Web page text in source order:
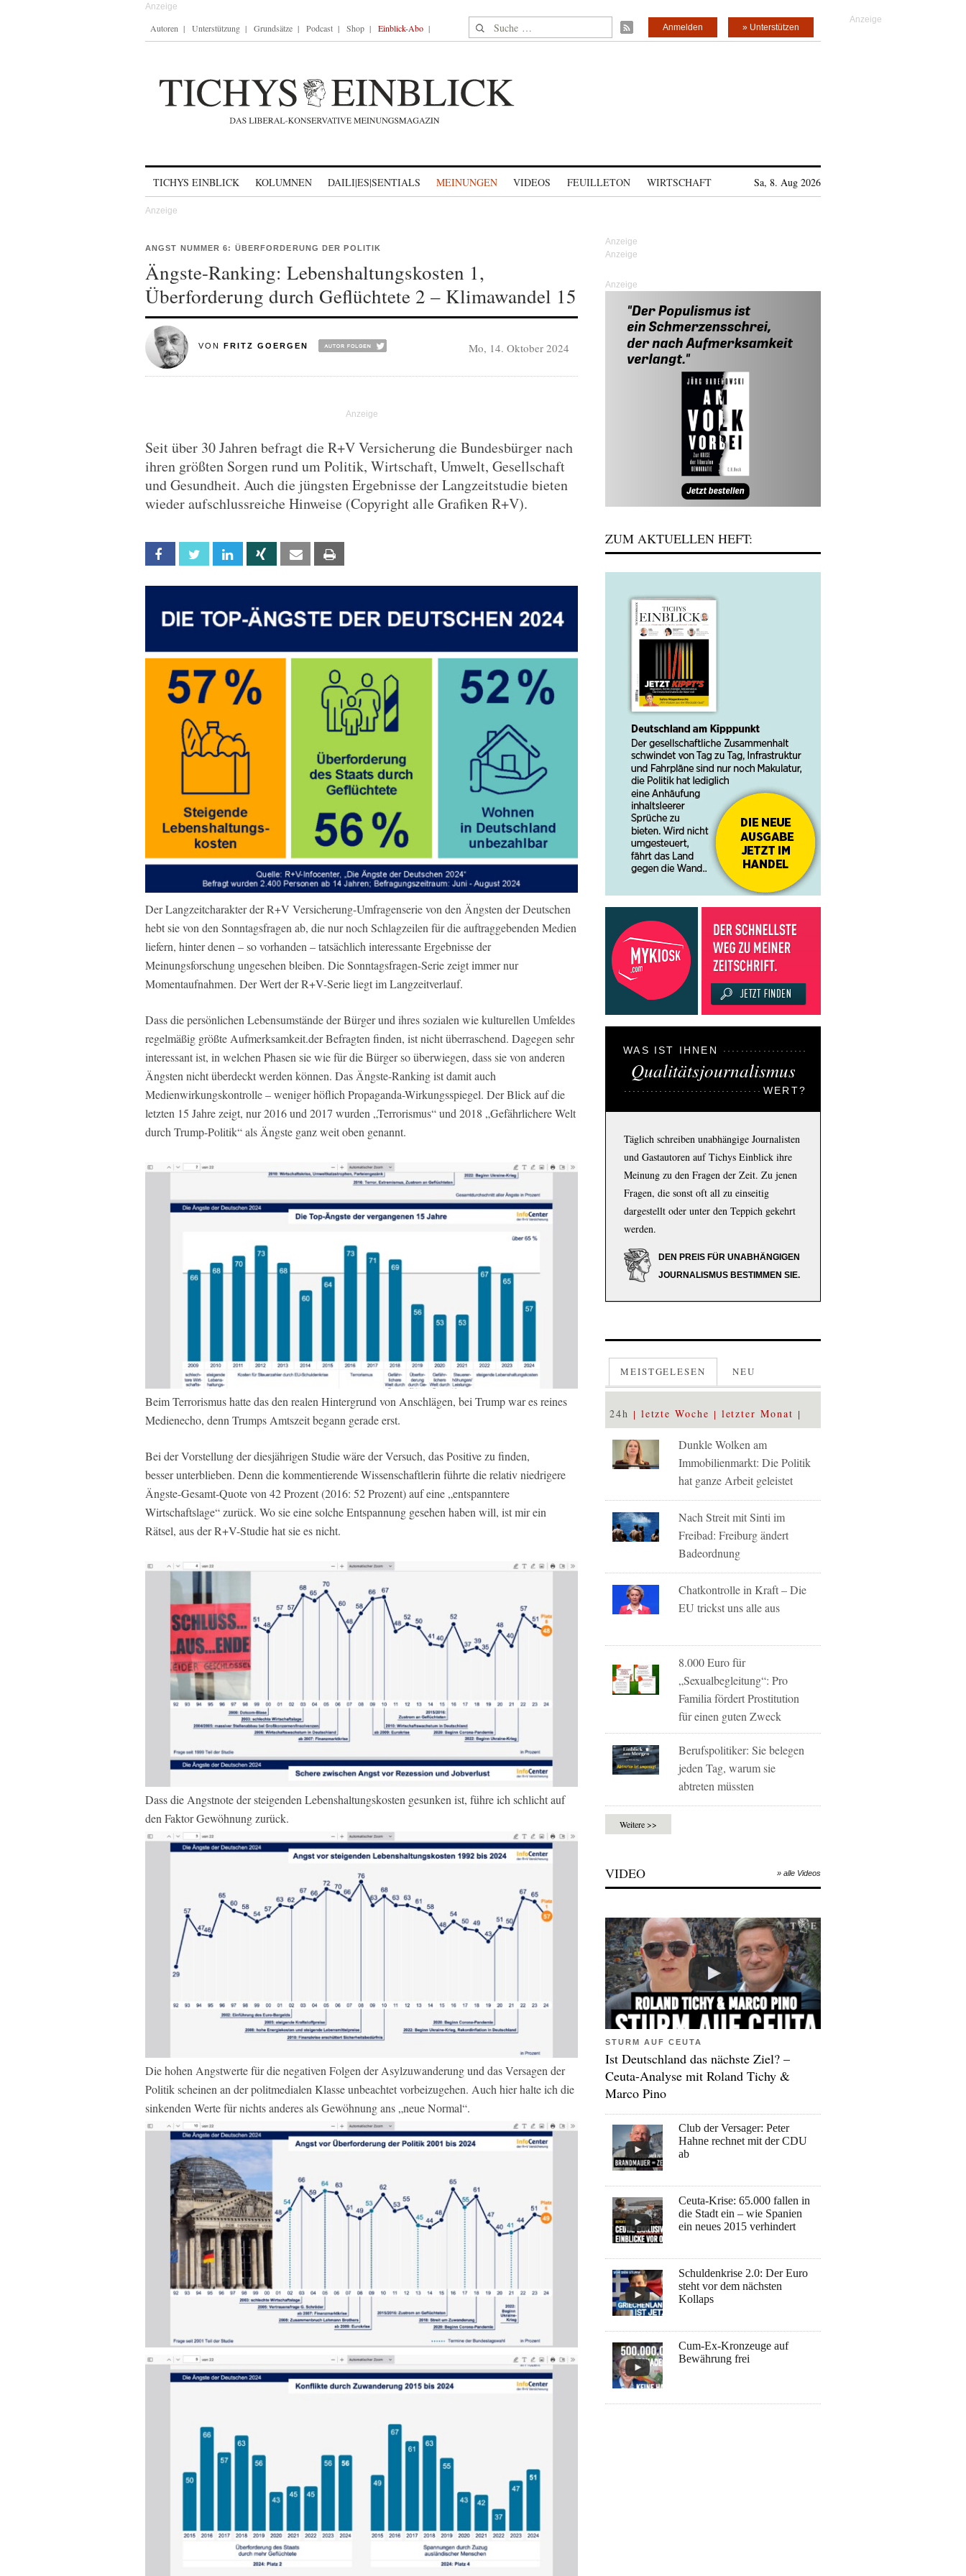
Autoren Unterstützung Grundsätze Podcast Shop Einblick-Abo Suche nach: » Unterstützen
Anmelden
TICHYS EINBLICK KOLUMNEN DAILI|ES|SENTIALS MEINUNGEN VIDEOS FEUILLETON WIRTSCHAFT Sa, 8. Aug 2026
ANGST NUMMER 6: ÜBERFORDERUNG DER POLITIK
Ängste-Ranking: Lebenshaltungskosten 1,
Überforderung durch Geflüchtete 2 – Klimawandel 15
VON FRITZ GOERGEN Mo, 14. Oktober 2024
Seit über 30 Jahren befragt die R+V Versicherung die Bundesbürger nach
ihren größten Sorgen rund um Politik, Wirtschaft, Umwelt, Gesellschaft
und Gesundheit. Auch die jüngsten Ergebnisse der Langzeitstudie bieten
wieder aufschlussreiche Hinweise (Copyright alle Grafiken R+V).
Facebook Twitter Linkedin Xing Email
Der Langzeitcharakter der R+V Versicherung-Umfragenserie von den Ängsten der Deutschen
hebt sie von den Sonntagsfragen ab, die nur noch Schlagzeilen für die auftraggebenden Medien
liefern, hinter denen – so vorhanden – tatsächlich interessante Ergebnisse der
Meinungsforschung ungesehen bleiben. Die Sonntagsfragen-Serie zeigt immer nur
Momentaufnahmen. Der Wert der R+V-Serie liegt im Langzeitverlauf.
Dass die persönlichen Lebensumstände der Bürger und ihres sozialen wie kulturellen Umfeldes
regelmäßig größte Aufmerksamkeit.der Befragten finden, ist nicht überraschend. Dagegen sehr
interessant ist, in welchen Phasen sie wie für die Bürger so überwiegen, dass sie von anderen
Ängsten nicht überdeckt werden können. Das Ängste-Ranking ist damit auch
Medienwirkungskontrolle – weniger höflich Propaganda-Wirkungsspiegel. Der Blick auf die
letzten 15 Jahre zeigt, nur 2016 und 2017 wurden „Terrorismus“ und 2018 „Gefährlichere Welt
durch Trump-Politik“ als Ängste ganz weit oben genannt.
Beim Terrorismus hatte das den realen Hintergrund von Anschlägen, bei Trump war es reines
Medienecho, denn Trumps Amtszeit begann gerade erst.
Bei der Vorstellung der diesjährigen Studie wäre der Versuch, das Positive zu finden,
besser unterblieben. Denn die kommentierende Wissenschaftlerin führte die relativ niedrigere
Ängste-Gesamt-Quote von 42 Prozent (2016: 52 Prozent) auf eine „entspanntere
Wirtschaftslage“ zurück. Wo sie eine solche Entspannung gesehen haben will, ist mir ein
Rätsel, aus der R+V-Studie hat sie es nicht.
Dass die Angstnote der steigenden Lebenshaltungskosten gesunken ist, führe ich schlicht auf
den Faktor Gewöhnung zurück.
Die hohen Angstwerte für die negativen Folgen der Asylzuwanderung und das Versagen der
Politik scheinen an der politmedialen Klasse unbeachtet vorbeizugehen. Auch hier halte ich die
sinkenden Werte für nichts anderes als Gewöhnung ans „neue Normal“.
Anzeige
ZUM AKTUELLEN HEFT:
WAS IST IHNEN
Qualitätsjournalismus
WERT?
Täglich schreiben unabhängige Journalisten
und Gastautoren auf Tichys Einblick ihre
Meinung zu den Fragen der Zeit. Zu jenen
Fragen, die sonst oft all zu einseitig
dargestellt oder unter den Teppich gekehrt
werden.
DEN PREIS FÜR UNABHÄNGIGEN
JOURNALISMUS BESTIMMEN SIE.
MEISTGELESEN NEU
24h letzte Woche letzter Monat
Dunkle Wolken am
Immobilienmarkt: Die Politik
hat ganze Arbeit geleistet
Nach Streit mit Sinti im
Freibad: Freiburg ändert
Badeordnung
Chatkontrolle in Kraft – Die
EU trickst uns alle aus
8.000 Euro für
„Sexualbegleitung“: Pro
Familia fördert Prostitution
für einen guten Zweck
Berufspolitiker: Sie belegen
jeden Tag, warum sie
abtreten müssten
Weitere >>
VIDEO » alle Videos
STURM AUF CEUTA
Ist Deutschland das nächste Ziel? –
Ceuta-Analyse mit Roland Tichy &
Marco Pino
Club der Versager: Peter
Hahne rechnet mit der CDU
ab
Ceuta-Krise: 65.000 fallen in
die Stadt ein – wie Spanien
ein neues 2015 verhindert
Schuldenkrise 2.0: Der Euro
steht vor dem nächsten
Kollaps
Cum-Ex-Kronzeuge auf
Bewährung frei